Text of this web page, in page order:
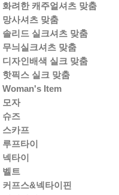
화려한 캐주얼셔츠 맞춤
망사셔츠 맞춤
솔리드 실크셔츠 맞춤
무늬실크셔츠 맞춤
디자인배색 실크 맞춤
핫픽스 실크 맞춤
Woman's Item
모자
슈즈
스카프
루프타이
넥타이
벨트
커프스&넥타이핀